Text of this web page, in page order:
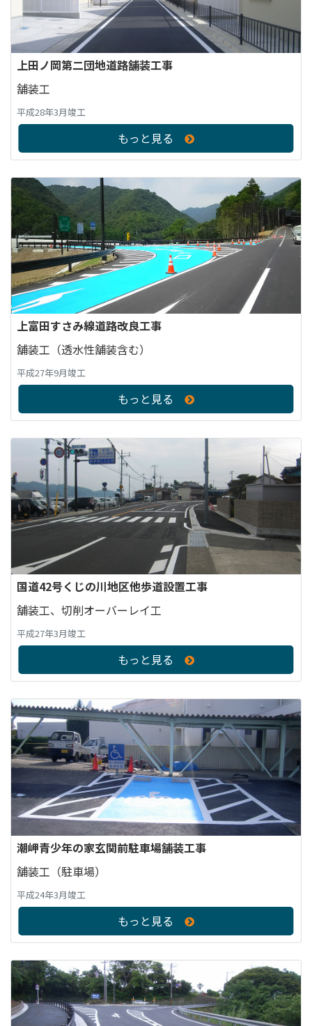
上田ノ岡第二団地道路舗装工事
舗装工
平成28年3月竣工
もっと見る
上富田すさみ線道路改良工事
舗装工（透水性舗装含む）
平成27年9月竣工
もっと見る
国道42号くじの川地区他歩道設置工事
舗装工、切削オーバーレイ工
平成27年3月竣工
もっと見る
潮岬青少年の家玄関前駐車場舗装工事
舗装工（駐車場）
平成24年3月竣工
もっと見る